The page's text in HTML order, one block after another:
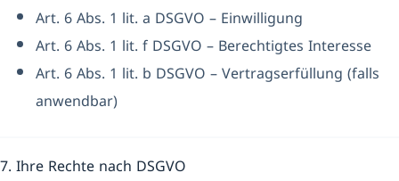
Art. 6 Abs. 1 lit. a DSGVO – Einwilligung
Art. 6 Abs. 1 lit. f DSGVO – Berechtigtes Interesse
Art. 6 Abs. 1 lit. b DSGVO – Vertragserfüllung (falls
anwendbar)
7. Ihre Rechte nach DSGVO